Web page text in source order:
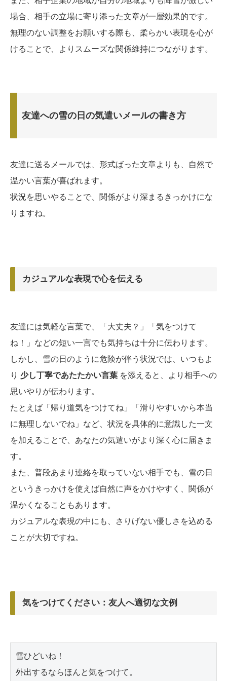
場合、相手の立場に寄り添った文章が一層効果的です。
無理のない調整をお願いする際も、柔らかい表現を心が
けることで、よりスムーズな関係維持につながります。
友達への雪の日の気遣いメールの書き方
友達に送るメールでは、形式ばった文章よりも、自然で
温かい言葉が喜ばれます。
状況を思いやることで、関係がより深まるきっかけにな
りますね。
カジュアルな表現で心を伝える
友達には気軽な言葉で、「大丈夫？」「気をつけて
ね！」などの短い一言でも気持ちは十分に伝わります。
しかし、雪の日のように危険が伴う状況では、いつもよ
り 少し丁寧であたたかい言葉 を添えると、より相手への
思いやりが伝わります。
たとえば「帰り道気をつけてね」「滑りやすいから本当
に無理しないでね」など、状況を具体的に意識した一文
を加えることで、あなたの気遣いがより深く心に届きま
す。
また、普段あまり連絡を取っていない相手でも、雪の日
というきっかけを使えば自然に声をかけやすく、関係が
温かくなることもあります。
カジュアルな表現の中にも、さりげない優しさを込める
ことが大切ですね。
気をつけてください：友人へ適切な文例
雪ひどいね！
外出するならほんと気をつけて。